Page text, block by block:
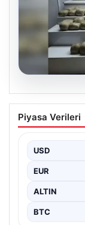
07.08.2026
miktarda
Piyasa Verileri
USD
EUR
ALTIN
BTC